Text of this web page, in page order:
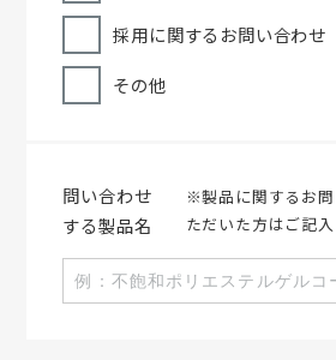
採用に関するお問い合わせ
その他
問い合わせ
する製品名
※製品に関するお
ただいた方はご記